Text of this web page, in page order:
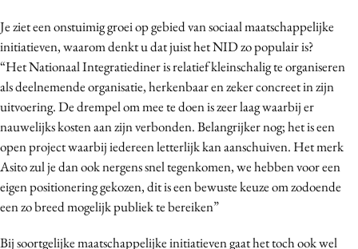
Reputatie & crisis
Je ziet een onstuimig groei op gebied van sociaal maatschappelijke
initiatieven, waarom denkt u dat juist het NID zo populair is?
“Het Nationaal Integratiediner is relatief kleinschalig te organiseren
als deelnemende organisatie, herkenbaar en zeker concreet in zijn
uitvoering. De drempel om mee te doen is zeer laag waarbij er
nauwelijks kosten aan zijn verbonden. Belangrijker nog; het is een
open project waarbij iedereen letterlijk kan aanschuiven. Het merk
Asito zul je dan ook nergens snel tegenkomen, we hebben voor een
eigen positionering gekozen, dit is een bewuste keuze om zodoende
een zo breed mogelijk publiek te bereiken”
Bij soortgelijke maatschappelijke initiatieven gaat het toch ook wel